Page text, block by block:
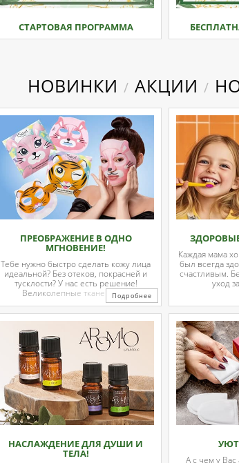
СТАРТОВАЯ ПРОГРАММА
НОВИНКИ / АКЦИИ /
ПРЕОБРАЖЕНИЕ В ОДНО
МГНОВЕНИЕ!
Тебе нужно быстро сделать кожу лица
идеальной? Без отеков, покрасней и
тусклости? У нас есть решение!
Великолепные тканевые ...Подробнее
Каждая мама
был всегда
счастливым.
уход
НАСЛАЖДЕНИЕ ДЛЯ ДУШИ И
ТЕЛА!
А с чем у Вас